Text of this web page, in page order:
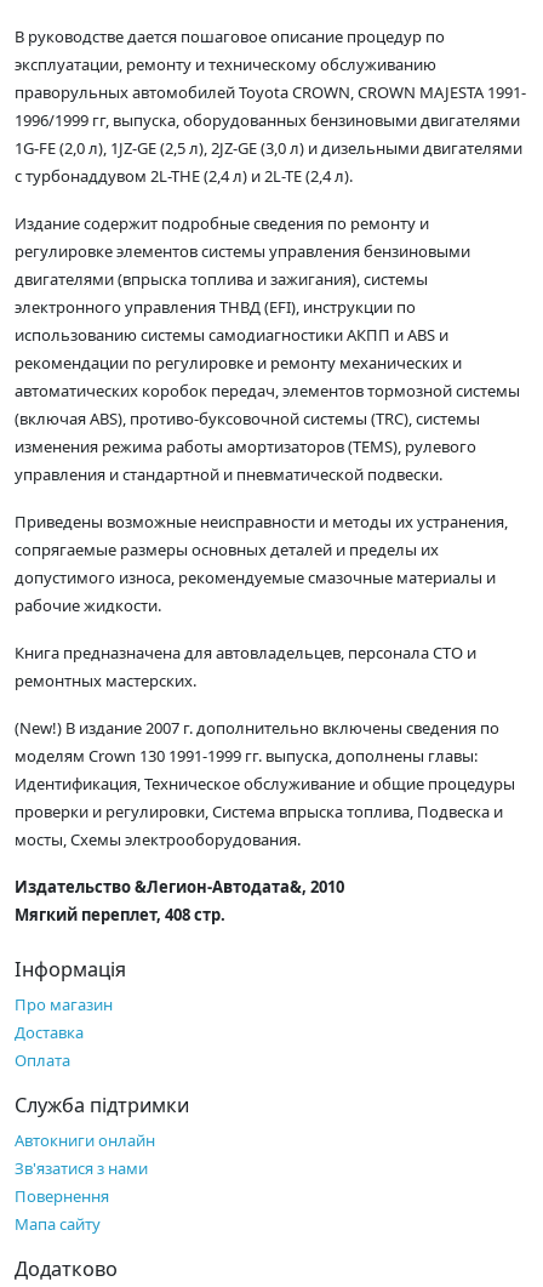
В руководстве дается пошаговое описание процедур по
эксплуатации, ремонту и техническому обслуживанию
праворульных автомобилей Toyota CROWN, CROWN MAJESTA 1991-
1996/1999 гг, выпуска, оборудованных бензиновыми двигателями
1G-FE (2,0 л), 1JZ-GE (2,5 л), 2JZ-GE (3,0 л) и дизельными двигателями
с турбонаддувом 2L-THE (2,4 л) и 2L-TE (2,4 л).
Издание содержит подробные сведения по ремонту и
регулировке элементов системы управления бензиновыми
двигателями (впрыска топлива и зажигания), системы
электронного управления ТНВД (EFI), инструкции по
использованию системы самодиагностики АКПП и ABS и
рекомендации по регулировке и ремонту механических и
автоматических коробок передач, элементов тормозной системы
(включая ABS), противо-буксовочной системы (TRC), системы
изменения режима работы амортизаторов (TEMS), рулевого
управления и стандартной и пневматической подвески.
Приведены возможные неисправности и методы их устранения,
сопрягаемые размеры основных деталей и пределы их
допустимого износа, рекомендуемые смазочные материалы и
рабочие жидкости.
Книга предназначена для автовладельцев, персонала СТО и
ремонтных мастерских.
(New!) В издание 2007 г. дополнительно включены сведения по
моделям Crown 130 1991-1999 гг. выпуска, дополнены главы:
Идентификация, Техническое обслуживание и общие процедуры
проверки и регулировки, Система впрыска топлива, Подвеска и
мосты, Схемы электрооборудования.
Издательство &Легион-Aвтодата&, 2010
Мягкий переплет, 408 стр.
Інформація
Про магазин
Доставка
Оплата
Служба підтримки
Автокниги онлайн
Зв'язатися з нами
Повернення
Мапа сайту
Додатково